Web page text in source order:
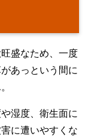
盛なため、一度
あっという間に
湿度、衛生面に
に遭いやすくな